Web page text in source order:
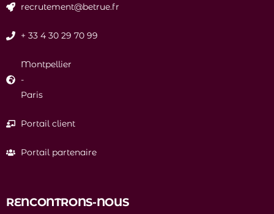
recrutement@betrue.fr
+ 33 4 30 29 70 99
Montpellier
-
Paris
Portail client
Portail partenaire
RENCONTRONS-NOUS